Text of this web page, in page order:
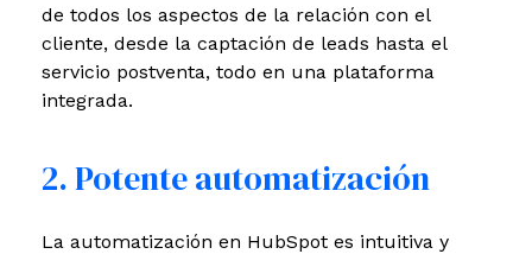
de todos los aspectos de la relación con el
cliente, desde la captación de leads hasta el
servicio postventa, todo en una plataforma
integrada.
2. Potente automatización
La automatización en HubSpot es intuitiva y